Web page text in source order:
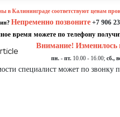
в Калининграде соответствуют ценам
Непременно позвоните +7 906
время можете по телефону
Внимание! Изменилось
пн. - пт. 10.00 - 16.00; сб.,
специалист может по звонку